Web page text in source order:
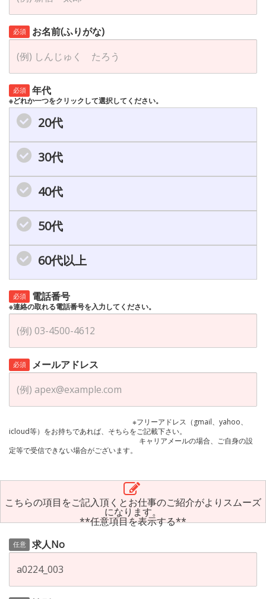
必須 お名前(ふりがな)
必須 年代
※どれか一つをクリックして選択してください。
20代
30代
40代
50代
60代以上
必須 電話番号
※連絡の取れる電話番号を入力してください。
必須 メールアドレス
※フリーアドレス（gmail、yahoo、
icloud等）をお持ちであれば、そちらをご記載下さい。
キャリアメールの場合、ご自身の設
定等で受信できない場合がございます。
こちらの項目をご記入頂くとお仕事のご紹介がよりスムーズ
になります。
**任意項目を表示する**
任意 求人No